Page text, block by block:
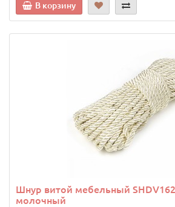
В корзину
Шнур витой мебельный
молочный